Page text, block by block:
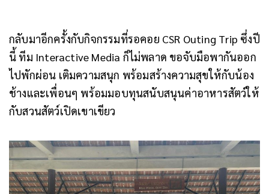
กลับมาอีกครั้งกับกิจกรรมที่รอคอย CSR Outing Trip ซึ่งปี
นี้ ทีม Interactive Media ก็ไม่พลาด ขอจับมือพากันออก
ไปพักผ่อน เติมความสนุก พร้อมสร้างความสุขให้กับน้อง
ช้างและเพื่อนๆ พร้อมมอบทุนสนับสนุนค่าอาหารสัตว์ให้
กับสวนสัตว์เปิดเขาเขียว